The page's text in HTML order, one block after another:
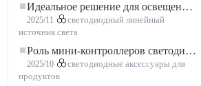
Идеальное решение для освещения: гибкая светодиодная лента COB высокой плотности FOB для современного освещения
2025/11
светодиодный линейный
источник света
Роль мини-контроллеров светодиодов в проектах светодиодных лент
2025/10
светодиодные аксессуары для
продуктов